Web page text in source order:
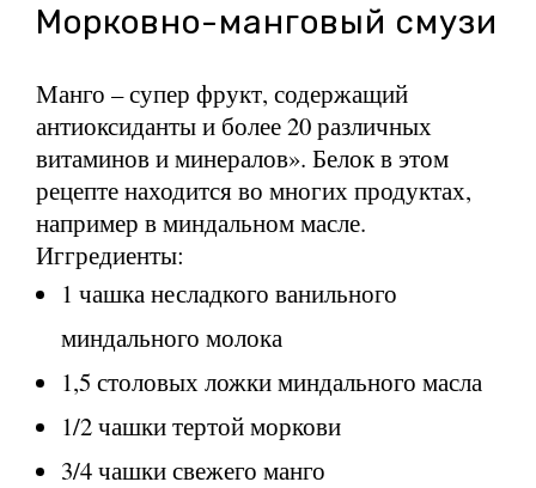
Морковно-манговый смузи
Манго – супер фрукт, содержащий
антиоксиданты и более 20 различных
витаминов и минералов». Белок в этом
рецепте находится во многих продуктах,
например в миндальном масле.
Иггредиенты:
1 чашка несладкого ванильного
миндального молока
1,5 столовых ложки миндального масла
1/2 чашки тертой моркови
3/4 чашки свежего манго